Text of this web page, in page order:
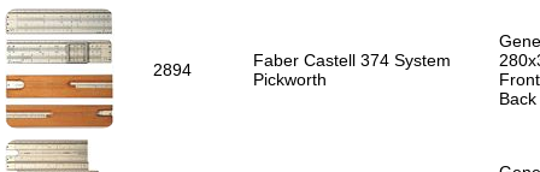
2894
Faber Castell 374 System
Pickworth